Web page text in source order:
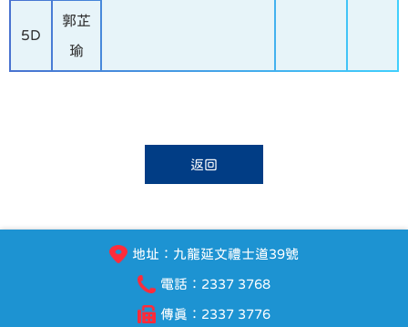
5D
郭芷
瑜
返回
地址：九龍延文禮士道39號
電話：2337 3768
傳真：2337 3776